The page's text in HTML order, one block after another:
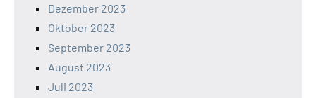
Dezember 2023
Oktober 2023
September 2023
August 2023
Juli 2023